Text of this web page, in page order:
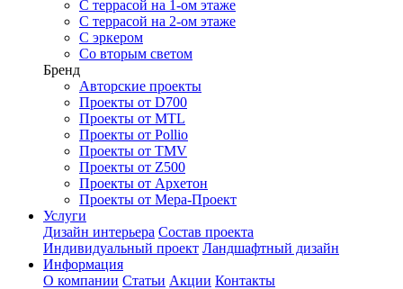
С террасой на 1-ом этаже
С террасой на 2-ом этаже
С эркером
Со вторым светом
Бренд
Авторские проекты
Проекты от D700
Проекты от MTL
Проекты от Pollio
Проекты от TMV
Проекты от Z500
Проекты от Архетон
Проекты от Мера-Проект
Услуги
Дизайн интерьера Состав проекта
Индивидуальный проект Ландшафтный дизайн
Информация
О компании Статьи Акции Контакты